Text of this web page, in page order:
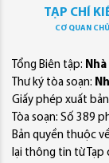
TẠP CHÍ
CƠ QUAN
Tổng Biên tập:
Thư ký tòa soạn:
Giấy phép xuất
Tòa soạn: Số 389
Bản quyền thuộc
lại thông tin từ Tạp